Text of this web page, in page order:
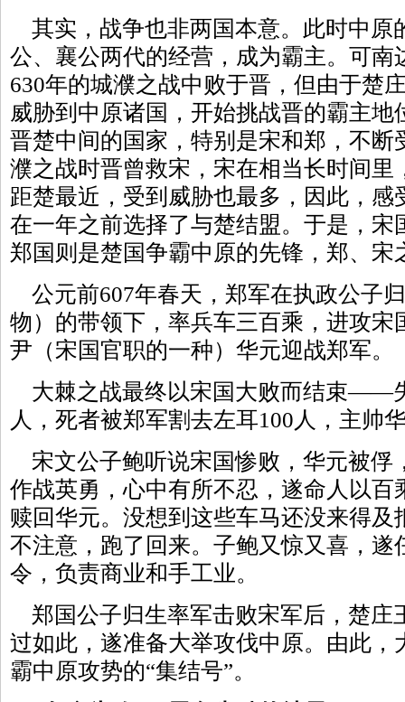
其实，战争也非两国本意。此时中原
公、襄公两代的经营，成为霸主。可南
630年的城濮之战中败于晋，但由于楚
威胁到中原诸国，开始挑战晋的霸主
晋楚中间的国家，特别是宋和郑，不断
濮之战时晋曾救宋，宋在相当长时间里
距楚最近，受到威胁也最多，因此，感
在一年之前选择了与楚结盟。于是，宋
郑国则是楚国争霸中原的先锋，郑、宋
公元前607年春天，郑军在执政公子
物）的带领下，率兵车三百乘，进攻宋
尹（宋国官职的一种）华元迎战郑军。
大棘之战最终以宋国大败而结束——
人，死者被郑军割去左耳100人，主帅
宋文公子鲍听说宋国惨败，华元被俘
作战英勇，心中有所不忍，遂命人以百
赎回华元。没想到这些车马还没来得及
不注意，跑了回来。子鲍又惊又喜，遂
令，负责商业和手工业。
郑国公子归生率军击败宋军后，楚庄
过如此，遂准备大举攻伐中原。由此，
霸中原攻势的“集结号”。